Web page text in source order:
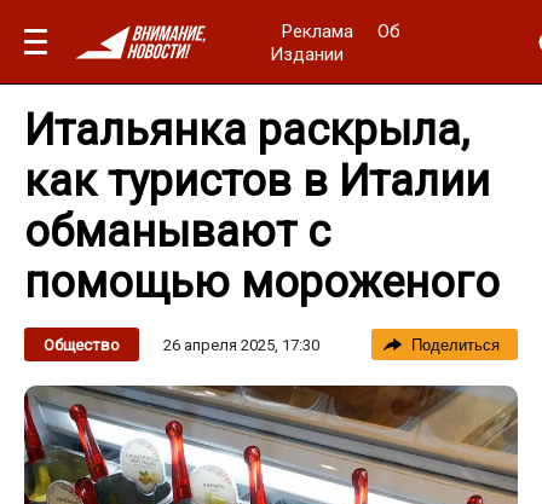
Реклама
Об
Издании
Итальянка раскрыла,
как туристов в Италии
обманывают с
помощью мороженого
Общество 26 апреля 2025, 17:30 Поделиться